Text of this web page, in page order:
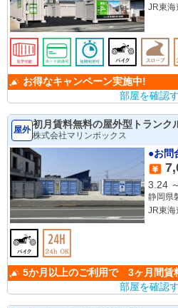
JR東海
お得なキャンペーン実施中!
部屋を確認
屋外 初月賃料無料の屋外型トランク
株式会社マリンボックス
●お問
3.24 ～
静岡県
JR東
5か月以上のご利用で 3ヶ月間賃
部屋を確認